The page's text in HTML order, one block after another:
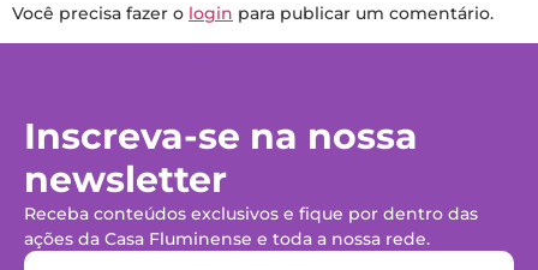
Você precisa fazer o login para publicar um comentário.
Inscreva-se na nossa
newsletter
Receba conteúdos exclusivos e fique por dentro das
ações da Casa Fluminense e toda a nossa rede.